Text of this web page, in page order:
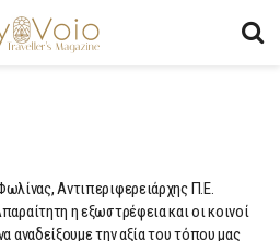
Αντιπεριφερειάρχης Π.Ε.
η εξωστρέφεια και οι κοινοί
αναδείξουμε την αξία του τόπου μας